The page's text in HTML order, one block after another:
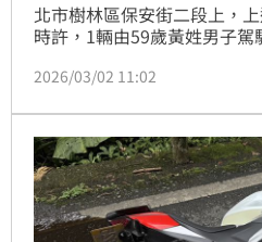
北市樹林區保安街二段上，
時許，1輛由59歲黃姓男子
167巷口時，撞上準備左轉27
多處擦挫傷，所幸送醫後蔡
發生原因及肇責還待警方後
2026/03/02 11:02